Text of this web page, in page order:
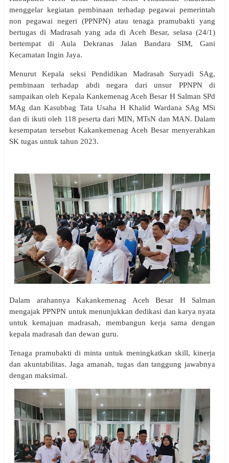
menggelar kegiatan pembinaan terhadap pegawai pemerintah
non pegawai negeri (PPNPN) atau tenaga pramubakti yang
bertugas di Madrasah yang ada di Aceh Besar, selasa (24/1)
bertempat di Aula Dekranas Jalan Bandara SIM, Gani
Kecamatan Ingin Jaya.
Menurut Kepala seksi Pendidikan Madrasah Suryadi SAg,
pembinaan terhadap abdi negara dari unsur PPNPN di
sampaikan oleh Kepala Kankemenag Aceh Besar H Salman SPd
MAg dan Kasubbag Tata Usaha H Khalid Wardana SAg MSi
dan di ikuti oleh 118 peserta dari MIN, MTsN dan MAN. Dalam
kesempatan tersebut Kakankemenag Aceh Besar menyerahkan
SK tugas untuk tahun 2023.
Dalam arahannya Kakankemenag Aceh Besar H Salman
mengajak PPNPN untuk menunjukkan dedikasi dan karya nyata
untuk kemajuan madrasah, membangun kerja sama dengan
kepala madrasah dan dewan guru.
Tenaga pramubakti di minta untuk meningkatkan skill, kinerja
dan akuntabilitas. Jaga amanah, tugas dan tanggung jawabnya
dengan maksimal.